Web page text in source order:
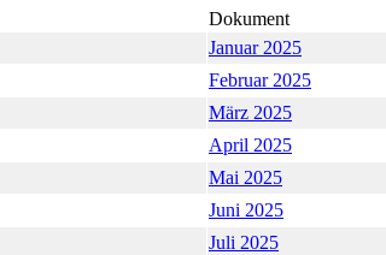
Dokument
Januar 2025
Februar 2025
März 2025
April 2025
Mai 2025
Juni 2025
Juli 2025